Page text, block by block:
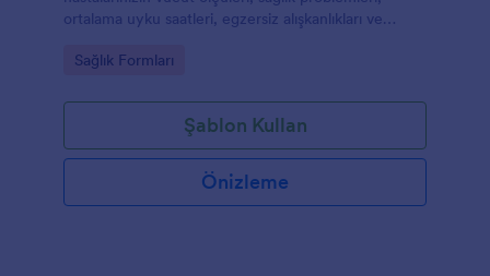
ortalama uyku saatleri, egzersiz alışkanlıkları ve
Go to Category:
Sağlık Formları
Şablon Kullan
Önizleme